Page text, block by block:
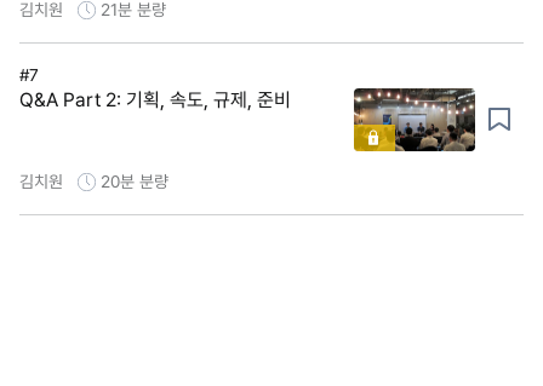
김치원 21분 분량
#7
Q&A Part 2: 기획, 속도, 규제, 준비
김치원 20분 분량